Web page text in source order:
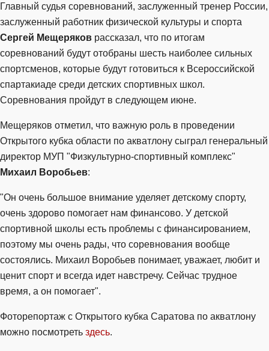
Главный судья соревнований, заслуженный тренер России,
заслуженный работник физической культуры и спорта
Сергей Мещеряков рассказал, что по итогам
соревнований будут отобраны шесть наиболее сильных
спортсменов, которые будут готовиться к Всероссийской
спартакиаде среди детских спортивных школ.
Соревнования пройдут в следующем июне.
Мещеряков отметил, что важную роль в проведении
Открытого кубка области по акватлону сыграл генеральный
директор МУП "Физкультурно-спортивный комплекс"
Михаил Воробьев:
"Он очень большое внимание уделяет детскому спорту,
очень здорово помогает нам финансово. У детской
спортивной школы есть проблемы с финансированием,
поэтому мы очень рады, что соревнования вообще
состоялись. Михаил Воробьев понимает, уважает, любит и
ценит спорт и всегда идет навстречу. Сейчас трудное
время, а он помогает".
Фоторепортаж с Открытого кубка Саратова по акватлону
можно посмотреть здесь.